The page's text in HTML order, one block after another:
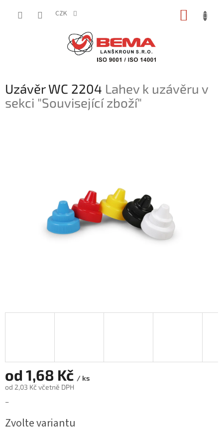
CZK
Uzávěr WC 2204 Lahev k uzávěru v
sekci "Související zboží"
od 1,68 Kč / ks
od 2,03 Kč včetně DPH
Měrná
–
Zvolte variantu